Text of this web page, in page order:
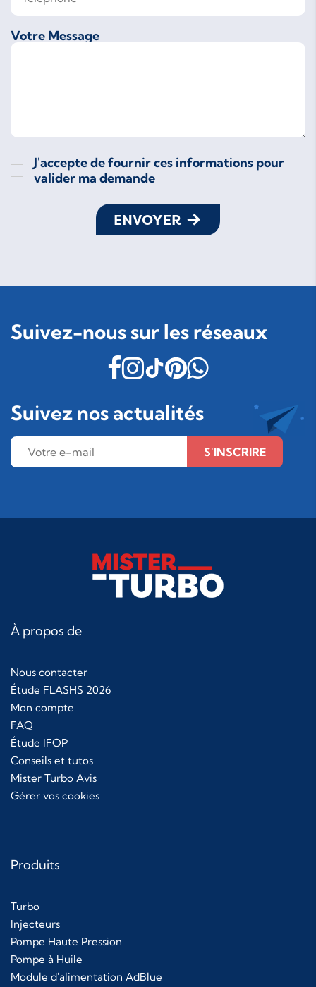
Votre Message
J'accepte de fournir ces informations pour
valider ma demande
ENVOYER
Suivez-nous sur les réseaux
Suivez nos actualités
S'INSCRIRE
À propos de
Nous contacter
Étude FLASHS 2026
Mon compte
FAQ
Étude IFOP
Conseils et tutos
Mister Turbo Avis
Gérer vos cookies
Produits
Turbo
Injecteurs
Pompe Haute Pression
Pompe à Huile
Module d'alimentation AdBlue